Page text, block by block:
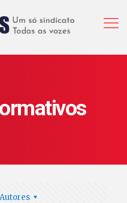
Autores